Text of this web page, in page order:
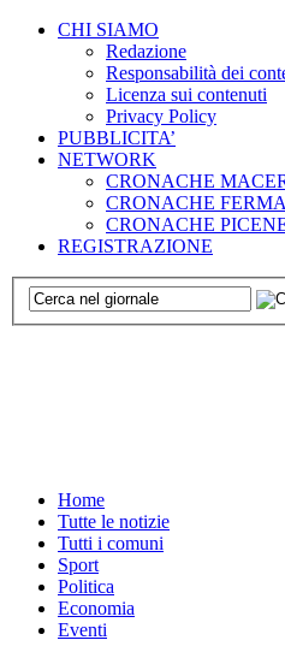
CHI SIAMO
Redazione
Responsabilità dei
Licenza sui contenuti
Privacy Policy
PUBBLICITA’
NETWORK
CRONACHE
CRONACHE
CRONACHE
REGISTRAZIONE
Home
Tutte le notizie
Tutti i comuni
Sport
Politica
Economia
Eventi